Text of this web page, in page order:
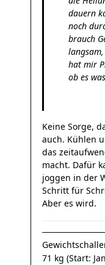
dauern
noch
brauch
hat mir
ob es
Keine Sorge,
auch. Kühlen
das
macht. Dafür
joggen in der
Schritt für
Aber es wird.
71 kg (Start: